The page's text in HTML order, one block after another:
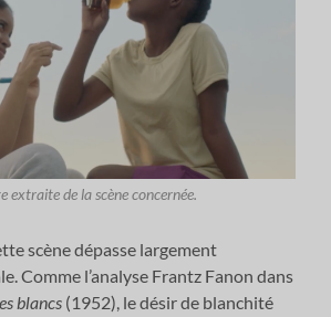
extraite de la scène concernée.
scène dépasse largement
Comme l’analyse Frantz Fanon dans
blancs (1952), le désir de blanchité